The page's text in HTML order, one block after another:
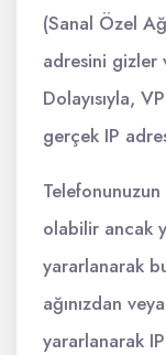
(Sanal Özel
adresini gizler
Dolayısıyla,
gerçek IP
olabilir ancak
yararlanarak
ağınızdan
yararlanarak